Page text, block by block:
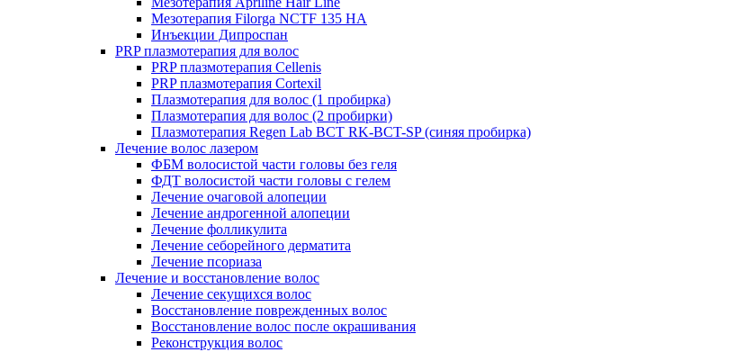
Мезотерапия Filorga NCTF 135 HA
Инъекции Дипроспан
PRP плазмотерапия для волос
PRP плазмотерапия Cellenis
PRP плазмотерапия Cortexil
Плазмотерапия для волос (1 пробирка)
Плазмотерапия для волос (2 пробирки)
Плазмотерапия Regen Lab BCT RK-BCT-SP (синяя пробирка)
Лечение волос лазером
ФБМ волосистой части головы без геля
ФДТ волосистой части головы с гелем
Лечение очаговой алопеции
Лечение андрогенной алопеции
Лечение фолликулита
Лечение себорейного дерматита
Лечение псориаза
Лечение и восстановление волос
Лечение секущихся волос
Восстановление поврежденных волос
Восстановление волос после окрашивания
Реконструкция волос